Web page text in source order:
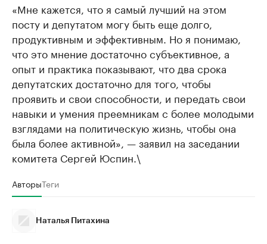
«Мне кажется, что я самый лучший на этом
посту и депутатом могу быть еще долго,
продуктивным и эффективным. Но я понимаю,
что это мнение достаточно субъективное, а
опыт и практика показывают, что два срока
депутатских достаточно для того, чтобы
проявить и свои способности, и передать свои
навыки и умения преемникам с более молодыми
взглядами на политическую жизнь, чтобы она
была более активной», — заявил на заседании
комитета Сергей Юспин.\
АвторыТеги
Наталья Питахина